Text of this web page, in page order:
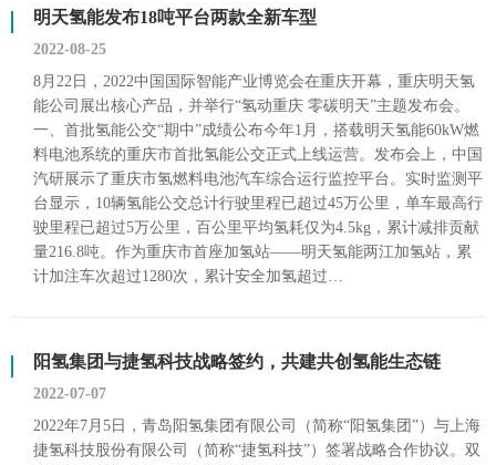
明天氢能发布18吨平台两款全新车型
2022-08-25
8月22日，2022中国国际智能产业博览会在重庆开幕，重庆明天氢
能公司展出核心产品，并举行“氢动重庆 零碳明天”主题发布会。
一、首批氢能公交“期中”成绩公布今年1月，搭载明天氢能60kW燃
料电池系统的重庆市首批氢能公交正式上线运营。发布会上，中国
汽研展示了重庆市氢燃料电池汽车综合运行监控平台。实时监测平
台显示，10辆氢能公交总计行驶里程已超过45万公里，单车最高行
驶里程已超过5万公里，百公里平均氢耗仅为4.5kg，累计减排贡献
量216.8吨。作为重庆市首座加氢站——明天氢能两江加氢站，累
计加注车次超过1280次，累计安全加氢超过…
阳氢集团与捷氢科技战略签约，共建共创氢能生态链
2022-07-07
2022年7月5日，青岛阳氢集团有限公司（简称“阳氢集团”）与上海
捷氢科技股份有限公司（简称“捷氢科技”）签署战略合作协议。双